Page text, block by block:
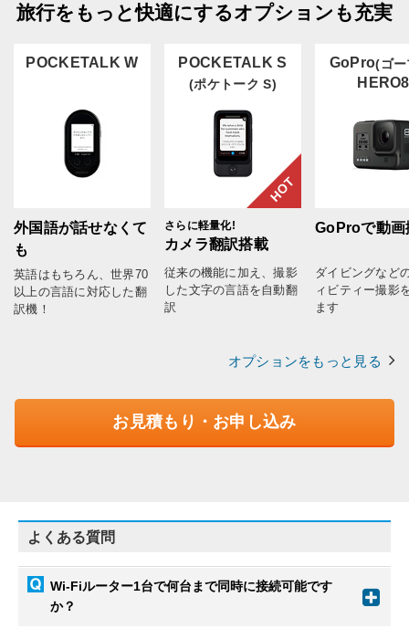
旅行をもっと快適にするオプションも充実
POCKETALK W
外国語が話せなくて
も
英語はもちろん、世界70
以上の言語に対応した翻
訳機！
POCKETALK S
(ポケトーク S)
HOT
さらに軽量化!
カメラ翻訳搭載
従来の機能に加え、撮影
した文字の言語を自動翻
訳
GoPro(ゴ
HERO8
GoProで動画
ダイビングなど
ィビティー撮影
ます
オプションをもっと見る
お見積もり・お申し込み
よくある質問
Wi-Fiルーター1台で何台まで同時に接続可能です
か？